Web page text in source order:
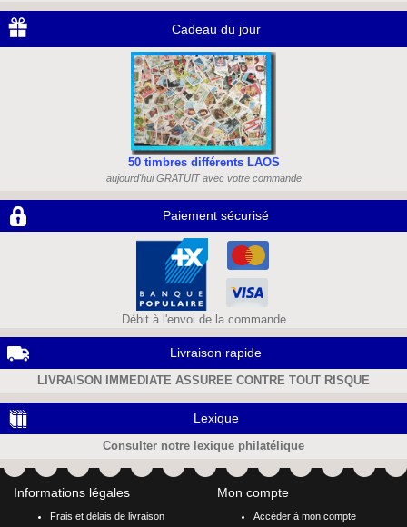
Cadeau du jour
50 timbres différents LAOS
aujourd'hui GRATUIT avec votre commande
Paiement sécurisé
Débit à l'envoi de la commande
Livraison rapide
LIVRAISON IMMEDIATE ASSUREE CONTRE TOUT RISQUE
Lexique
Consulter notre lexique philatélique
Informations légales
Frais et délais de livraison
Mon compte
Accéder à mon compte